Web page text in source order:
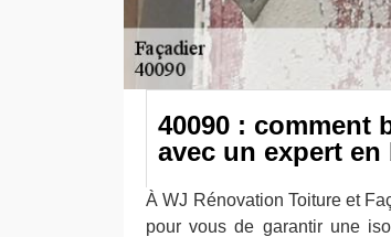
40090 : comment
avec un expert en
À WJ Rénovation Toiture et
pour vous de garantir une